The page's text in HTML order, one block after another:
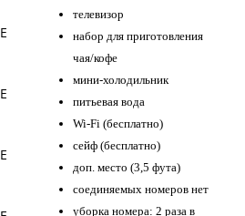
телевизор
набор для приготовления
чая/кофе
мини-холодильник
питьевая вода
Wi-Fi (бесплатно)
сейф (бесплатно)
доп. место (3,5 фута)
соединяемых номеров нет
уборка номера: 2 раза в